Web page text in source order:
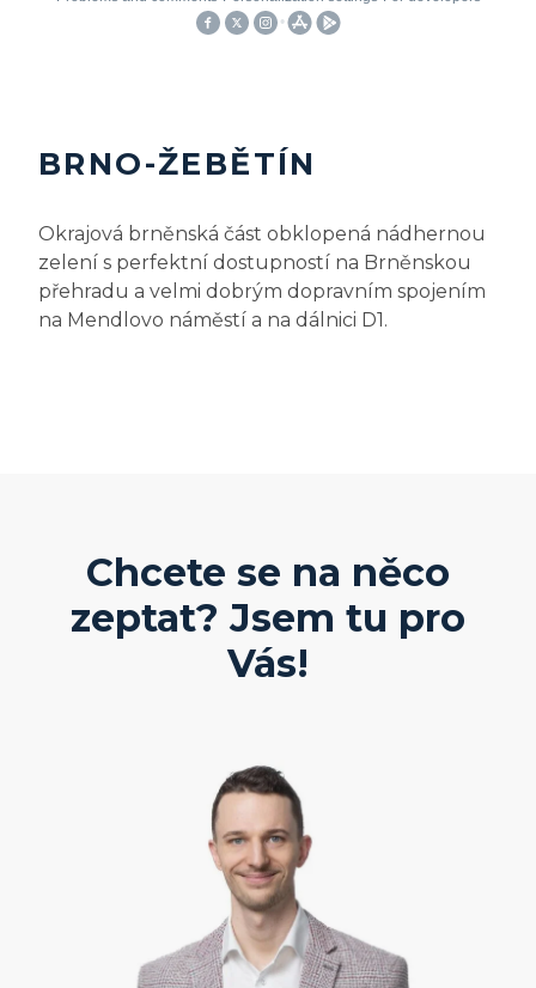
BRNO-ŽEBĚTÍN
Okrajová brněnská část obklopená nádhernou
zelení s perfektní dostupností na Brněnskou
přehradu a velmi dobrým dopravním spojením
na Mendlovo náměstí a na dálnici D1.
Chcete se na něco
zeptat? Jsem tu pro
Vás!